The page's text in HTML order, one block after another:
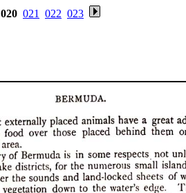
020 021 022 023